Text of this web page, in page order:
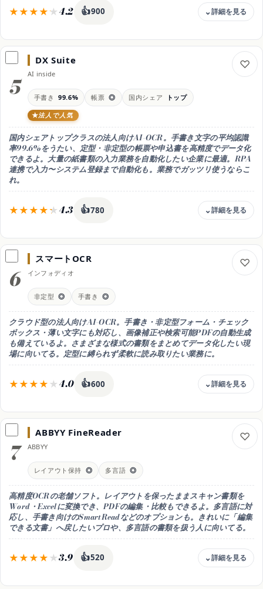
安全
4.2 👍900
料金
無料 / Plus 月20ドル
無料枠
無料でも画像の文字起こし・整形ができる。回数増や最新モデルは
Plus(有料)
目安（円/月換算）
Plusは年払い割引なし。無料枠でも十分使える
手書き
対応（文字次第）
出力
テキスト / 表 / 翻訳
用途
文字起こし＋整形・要約
安全
5
DX Suite
AI inside
手書き 99.6% 帳票 ◎ 国内シェア トップ
法人で人気
国内シェアトップクラスの法人向けAI-OCR。手書き文字の平均認識
率99.6%をうたい、定型・非定型の帳票や申込書を高精度でデータ化
できるよ。大量の紙書類の入力業務を自動化したい企業に最適。RPA
連携で入力〜システム登録まで自動化も。業務でガッツリ使うならこ
れ。
4.3 👍780
料金
法人向け（要問い合わせ）
無料枠
無料はデモ/トライアルのみ。導入は法人向けの有料
目安（円/月換算）
大量の帳票入力を自動化。費用感は要問い合わせ
手書き
◎ 認識率99.6%
出力
CSV/Excel・システム連携
帳票・申込書の大量処理
6
スマートOCR
インフォディオ
非定型 ◎ 手書き ◎
クラウド型の法人向けAI-OCR。手書き・非定型フォーム・チェック
ボックス・薄い文字にも対応し、画像補正や検索可能PDFの自動生成
も備えているよ。さまざまな様式の書類をまとめてデータ化したい現
場に向いてる。定型に縛られず柔軟に読み取りたい業務に。
4.0 👍600
料金
法人向け（要問い合わせ）
無料枠
無料はデモ/トライアルのみ。導入は法人向けの有料
目安（円/月換算）
非定型帳票をまとめてデータ化。費用感は要問い合わせ
手書き
◎ 非定型も
出力
CSV/Excel・検索可能PDF
非定型帳票・現場の書類
7
ABBYY FineReader
ABBYY
レイアウト保持 ◎ 多言語 ◎
高精度OCRの老舗ソフト。レイアウトを保ったままスキャン書類を
Word・Excelに変換でき、PDFの編集・比較もできるよ。多言語に対
応し、手書き向けのSmartReadなどのオプションも。きれいに「編集
できる文書」へ戻したいプロや、多言語の書類を扱う人に向いてる。
3.9 👍520
料金